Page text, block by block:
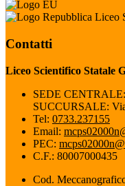
Liceo
Contatti
Liceo Scientifico Statale
SEDE
SUCCURSALE:
Tel: 0733.237155
Email:
PEC:
C.F.: 80007000435
Cod.